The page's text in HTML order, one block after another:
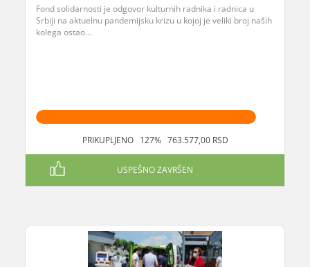
Fond solidarnosti je odgovor kulturnih radnika i radnica u
Srbiji na aktuelnu pandemijsku krizu u kojoj je veliki broj naših
kolega ostao...
PRIKUPLJENO 127% 763.577,00 RSD
USPEŠNO ZAVRŠEN